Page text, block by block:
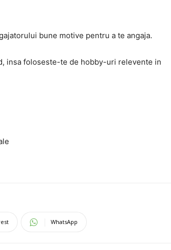
bune motive pentru a te angaja.
insa foloseste-te de hobby-uri relevente in
WhatsApp